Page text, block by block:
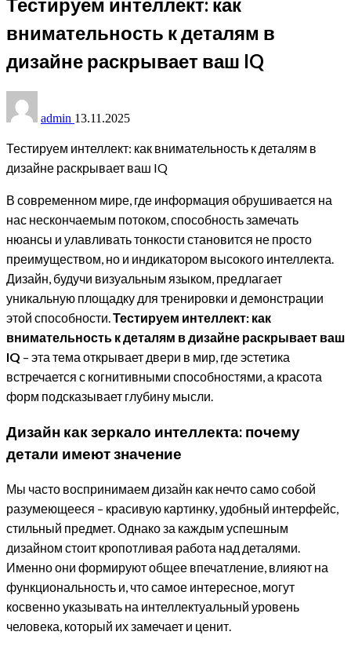
внимательность к деталям в
дизайне раскрывает ваш IQ
admin 13.11.2025
Тестируем интеллект: как внимательность к деталям в
дизайне раскрывает ваш IQ
В современном мире, где информация обрушивается на
нас нескончаемым потоком, способность замечать
нюансы и улавливать тонкости становится не просто
преимуществом, но и индикатором высокого интеллекта.
Дизайн, будучи визуальным языком, предлагает
уникальную площадку для тренировки и демонстрации
этой способности.Тестируем интеллект: как
внимательность к деталям в дизайне раскрывает ваш
IQ – эта тема открывает двери в мир, где эстетика
встречается с когнитивными способностями, а красота
форм подсказывает глубину мысли.
Дизайн как зеркало интеллекта: почему
детали имеют значение
Мы часто воспринимаем дизайн как нечто само собой
разумеющееся – красивую картинку, удобный интерфейс,
стильный предмет. Однако за каждым успешным
дизайном стоит кропотливая работа над деталями.
Именно они формируют общее впечатление, влияют на
функциональность и, что самое интересное, могут
косвенно указывать на интеллектуальный уровень
человека, который их замечает и ценит.